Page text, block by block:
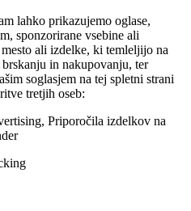
lahko prikazujemo oglase,
sponzorirane vsebine ali
ali izdelke, ki temleljijo na
in nakupovanju, ter
soglasjem na tej spletni strani
tretjih oseb:
Priporočila izdelkov na